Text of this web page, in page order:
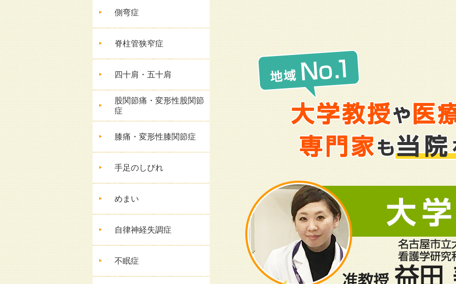
側弯症
脊柱管狭窄症
四十肩・五十肩
股関節痛・変形性股関節
症
膝痛・変形性膝関節症
手足のしびれ
めまい
自律神経失調症
不眠症